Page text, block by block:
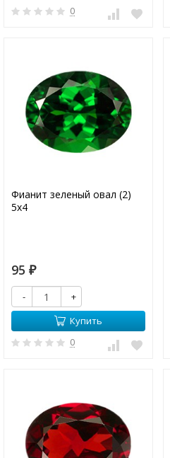
0
Фианит зеленый овал (2)
5х4
95 ₽
-
+
Купить
0